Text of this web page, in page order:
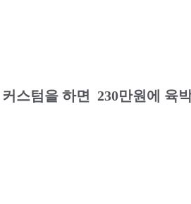
스텀을 하면 230만원에 육